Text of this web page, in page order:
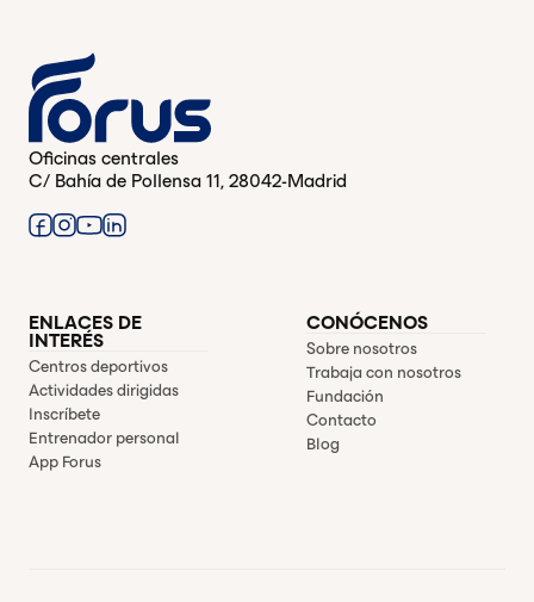
Oficinas centrales
C/ Bahía de Pollensa 11, 28042-Madrid
ENLACES DE
INTERÉS
Centros deportivos
Actividades dirigidas
Inscríbete
Entrenador personal
App Forus
CONÓCENOS
Sobre nosotros
Trabaja con nosotros
Fundación
Contacto
Blog